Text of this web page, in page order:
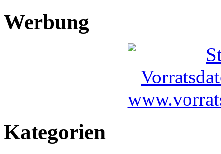
Werbung
Kategorien